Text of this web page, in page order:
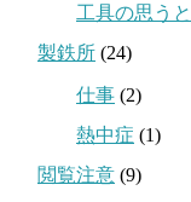
工具の思う
製鉄所 (24)
仕事 (2)
熱中症 (1)
閲覧注意 (9)